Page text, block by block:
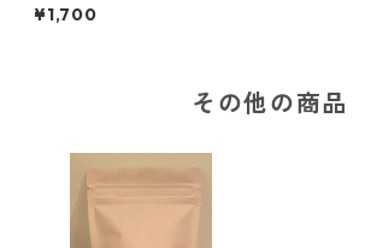
¥1,700
その他の商品